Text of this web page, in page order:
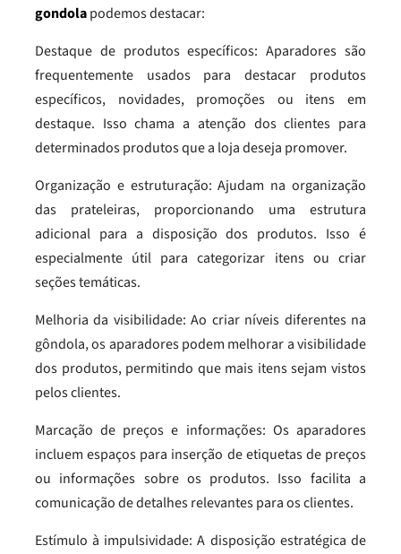
gondolapodemos destacar:
Destaque de produtos específicos: Aparadores são
frequentemente usados para destacar produtos
específicos, novidades, promoções ou itens em
destaque. Isso chama a atenção dos clientes para
determinados produtos que a loja deseja promover.
Organização e estruturação: Ajudam na organização
das prateleiras, proporcionando uma estrutura
adicional para a disposição dos produtos. Isso é
especialmente útil para categorizar itens ou criar
seções temáticas.
Melhoria da visibilidade: Ao criar níveis diferentes na
gôndola, os aparadores podem melhorar a visibilidade
dos produtos, permitindo que mais itens sejam vistos
pelos clientes.
Marcação de preços e informações: Os aparadores
incluem espaços para inserção de etiquetas de preços
ou informações sobre os produtos. Isso facilita a
comunicação de detalhes relevantes para os clientes.
Estímulo à impulsividade: A disposição estratégica de